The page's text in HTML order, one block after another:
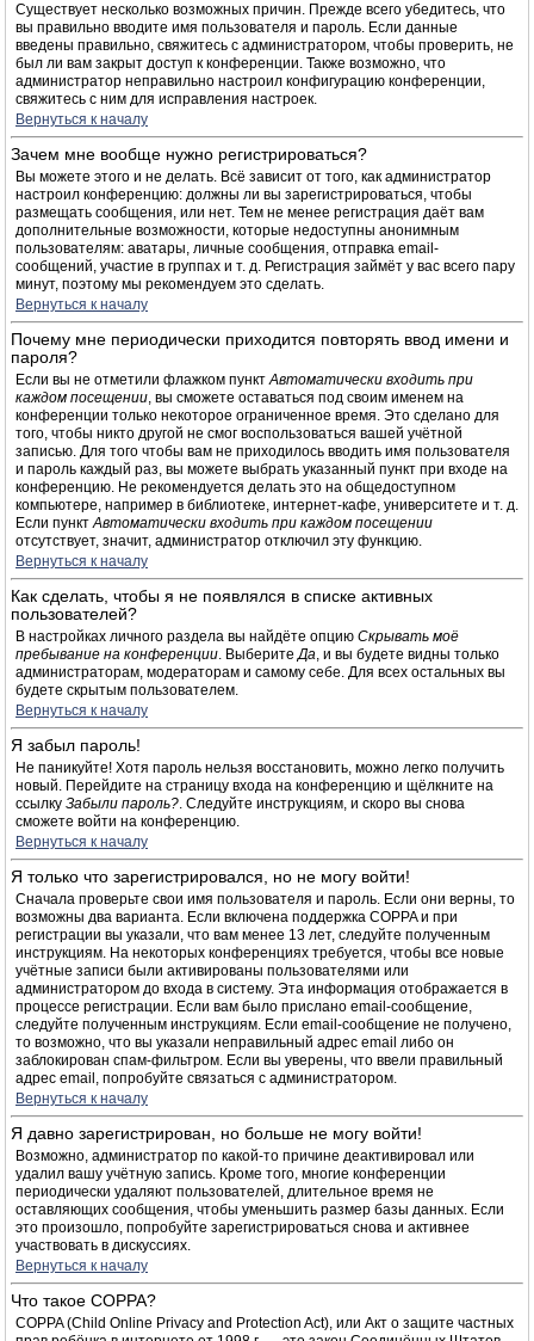
Существует несколько возможных причин. Прежде всего убедитесь, что
вы правильно вводите имя пользователя и пароль. Если данные
введены правильно, свяжитесь с администратором, чтобы проверить, не
был ли вам закрыт доступ к конференции. Также возможно, что
администратор неправильно настроил конфигурацию конференции,
свяжитесь с ним для исправления настроек.
Вернуться к началу
Зачем мне вообще нужно регистрироваться?
Вы можете этого и не делать. Всё зависит от того, как администратор
настроил конференцию: должны ли вы зарегистрироваться, чтобы
размещать сообщения, или нет. Тем не менее регистрация даёт вам
дополнительные возможности, которые недоступны анонимным
пользователям: аватары, личные сообщения, отправка email-
сообщений, участие в группах и т. д. Регистрация займёт у вас всего пару
минут, поэтому мы рекомендуем это сделать.
Вернуться к началу
Почему мне периодически приходится повторять ввод имени и
пароля?
Если вы не отметили флажком пунктАвтоматически входить при
каждом посещении, вы сможете оставаться под своим именем на
конференции только некоторое ограниченное время. Это сделано для
того, чтобы никто другой не смог воспользоваться вашей учётной
записью. Для того чтобы вам не приходилось вводить имя пользователя
и пароль каждый раз, вы можете выбрать указанный пункт при входе на
конференцию. Не рекомендуется делать это на общедоступном
компьютере, например в библиотеке, интернет-кафе, университете и т. д.
Если пунктАвтоматически входить при каждом посещении
отсутствует, значит, администратор отключил эту функцию.
Вернуться к началу
Как сделать, чтобы я не появлялся в списке активных
пользователей?
В настройках личного раздела вы найдёте опцию Скрывать моё
пребывание на конференции. ВыберитеДа, и вы будете видны только
администраторам, модераторам и самому себе. Для всех остальных вы
будете скрытым пользователем.
Вернуться к началу
Я забыл пароль!
Не паникуйте! Хотя пароль нельзя восстановить, можно легко получить
новый. Перейдите на страницу входа на конференцию и щёлкните на
ссылку Забыли пароль?. Следуйте инструкциям, и скоро вы снова
сможете войти на конференцию.
Вернуться к началу
Я только что зарегистрировался, но не могу войти!
Сначала проверьте свои имя пользователя и пароль. Если они верны, то
возможны два варианта. Если включена поддержка COPPA и при
регистрации вы указали, что вам менее 13 лет, следуйте полученным
инструкциям. На некоторых конференциях требуется, чтобы все новые
учётные записи были активированы пользователями или
администратором до входа в систему. Эта информация отображается в
процессе регистрации. Если вам было прислано email-сообщение,
следуйте полученным инструкциям. Если email-сообщение не получено,
то возможно, что вы указали неправильный адрес email либо он
заблокирован спам-фильтром. Если вы уверены, что ввели правильный
адрес email, попробуйте связаться с администратором.
Вернуться к началу
Я давно зарегистрирован, но больше не могу войти!
Возможно, администратор по какой-то причине деактивировал или
удалил вашу учётную запись. Кроме того, многие конференции
периодически удаляют пользователей, длительное время не
оставляющих сообщения, чтобы уменьшить размер базы данных. Если
это произошло, попробуйте зарегистрироваться снова и активнее
участвовать в дискуссиях.
Вернуться к началу
Что такое COPPA?
COPPA (Child Online Privacy and Protection Act), или Акт о защите частных